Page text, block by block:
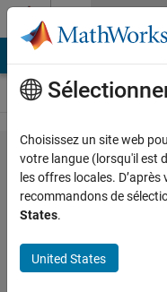
Passer au contenu
Problem
2670.
Error
handling
Choisissez un site web
votre langue (lorsqu'il est
les offres locales.
recommandons de
States.
United States